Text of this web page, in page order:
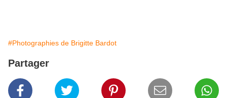
#Photographies de Brigitte Bardot
Partager